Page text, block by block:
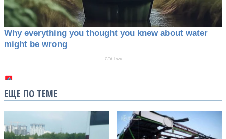
ЕЩЕ ПО ТЕМЕ